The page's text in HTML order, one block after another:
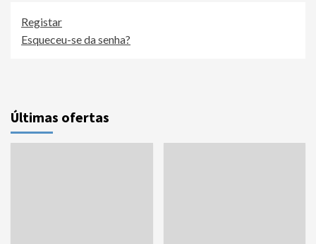
Registar
Esqueceu-se da senha?
Últimas ofertas